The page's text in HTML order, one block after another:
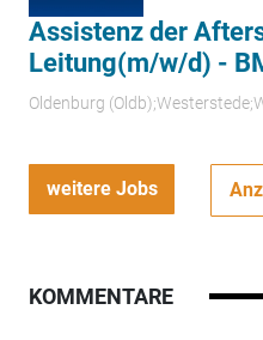
Assistenz der
Leitung(m/w/d) -
Oldenburg
weitere Jobs
KOMMENTARE